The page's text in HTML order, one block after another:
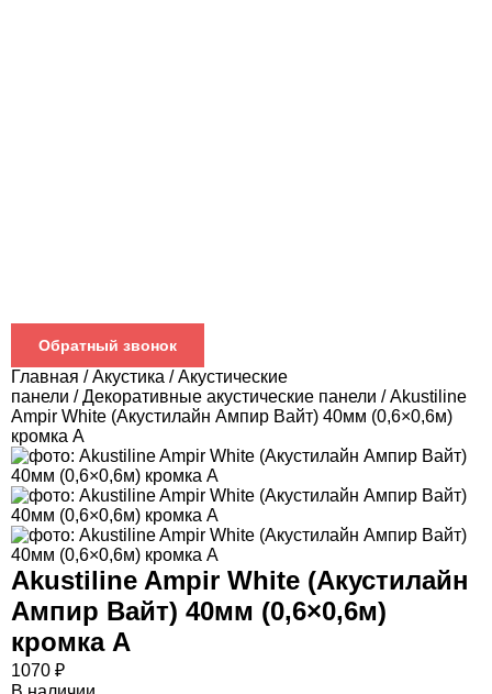
Обратный звонок
Главная /Акустика /Акустические
панели /Декоративные акустические панели / Akustiline
Ampir White (Акустилайн Ампир Вайт) 40мм (0,6×0,6м)
кромка А
Akustiline Ampir White (Акустилайн
Ампир Вайт) 40мм (0,6×0,6м)
кромка А
1070 ₽